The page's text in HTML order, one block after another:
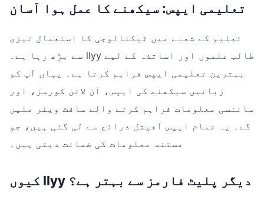
تعلیمی ایپس: سیکھنے کا عمل ہوا آسان
تعلیم کے شعبے میں ٹیکنالوجی کا استعمال تیزی
سے بڑھ رہا ہے۔ llyy طالب علموں اور اساتذہ کے لیے
بہترین تعلیمی ایپس فراہم کرتا ہے۔ یہاں آپ کو
زبانیں سیکھنے کی ایپس، آن لائن کورسز، اور
سائنسی معلومات فراہم کرنے والے سافٹ ویئر ملیں
گے۔ یہ تمام ایپس آفیشل ذرائع سے لی گئی ہیں، جو
مستند معلومات کی ضمانت دیتی ہیں۔
کیوں llyy دیگر پلیٹ فارمز سے بہتر ہے؟